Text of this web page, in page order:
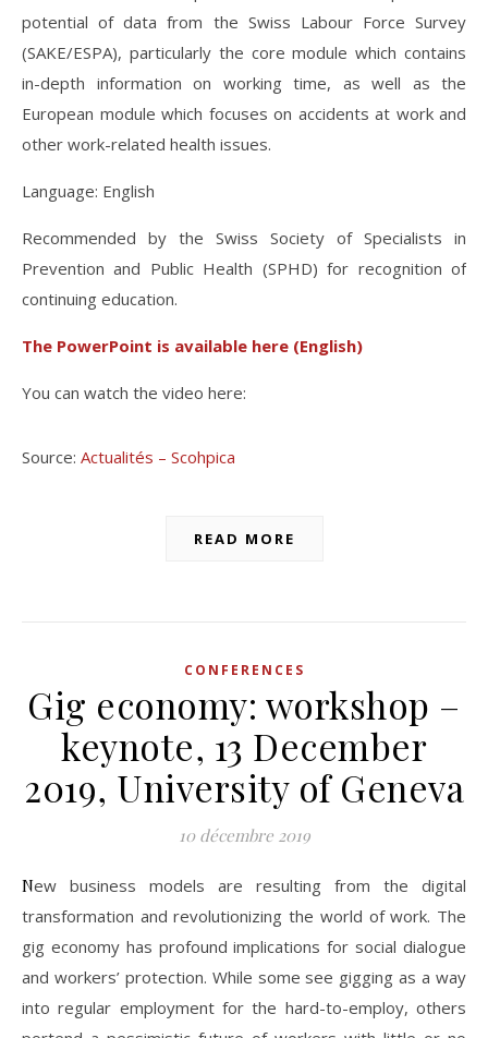
potential of data from the Swiss Labour Force Survey
(SAKE/ESPA), particularly the core module which contains
in-depth information on working time, as well as the
European module which focuses on accidents at work and
other work-related health issues.
Language: English
Recommended by the Swiss Society of Specialists in
Prevention and Public Health (SPHD) for recognition of
continuing education.
The PowerPoint is available here (English)
You can watch the video here:
Source: Actualités – Scohpica
READ MORE
CONFERENCES
Gig economy: workshop –
keynote, 13 December
2019, University of Geneva
10 décembre 2019
New business models are resulting from the digital
transformation and revolutionizing the world of work. The
gig economy has profound implications for social dialogue
and workers’ protection. While some see gigging as a way
into regular employment for the hard-to-employ, others